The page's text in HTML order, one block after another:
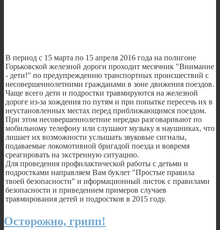
В период с 15 марта по 15 апреля 2016 года на полигоне
Горьковской железной дороги проходит месячник "Внимание
- дети!" по предупреждению транспортных происшествий с
несовершеннолетними гражданами в зоне движения поездов.
Чаще всего дети и подростки травмируются на железной
дороге из-за хождения по путям и при попытке пересечь их в
неустановленных местах перед приближающимся поездом.
При этом несовершеннолетние нередко разговаривают по
мобильному телефону или слушают музыку в наушниках, что
лишает их возможности услышать звуковые сигналы,
подаваемые локомотивной бригадой поезда и вовремя
среагировать на экстренную ситуацию.
Для проведения профилактической работы с детьми и
подростками направляем Вам буклет "Простые правила
твоей безопасности" и иформационный листок с правилами
безопасности и приведением примеров случаев
травмирования детей и подростков в 2015 году.
Осторожно, грипп!